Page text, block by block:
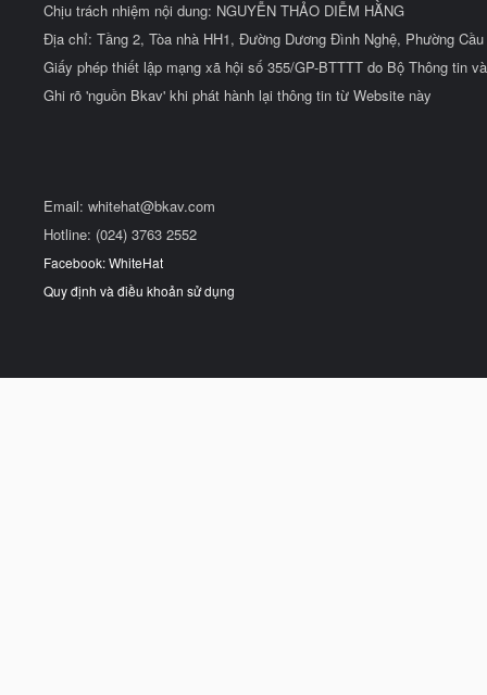
Chịu trách nhiệm nội dung: NGUYỄN THẢO DIỄM HẰNG
Địa chỉ: Tầng 2, Tòa nhà HH1, Đường Dương Đình Nghệ, Phường
Giấy phép thiết lập mạng xã hội số 355/GP-BTTTT do Bộ Thông tin
Ghi rõ 'nguồn Bkav' khi phát hành lại thông tin từ Website này
Email: whitehat@bkav.com
Hotline: (024) 3763 2552
Facebook: WhiteHat
Quy định và điều khoản sử dụng